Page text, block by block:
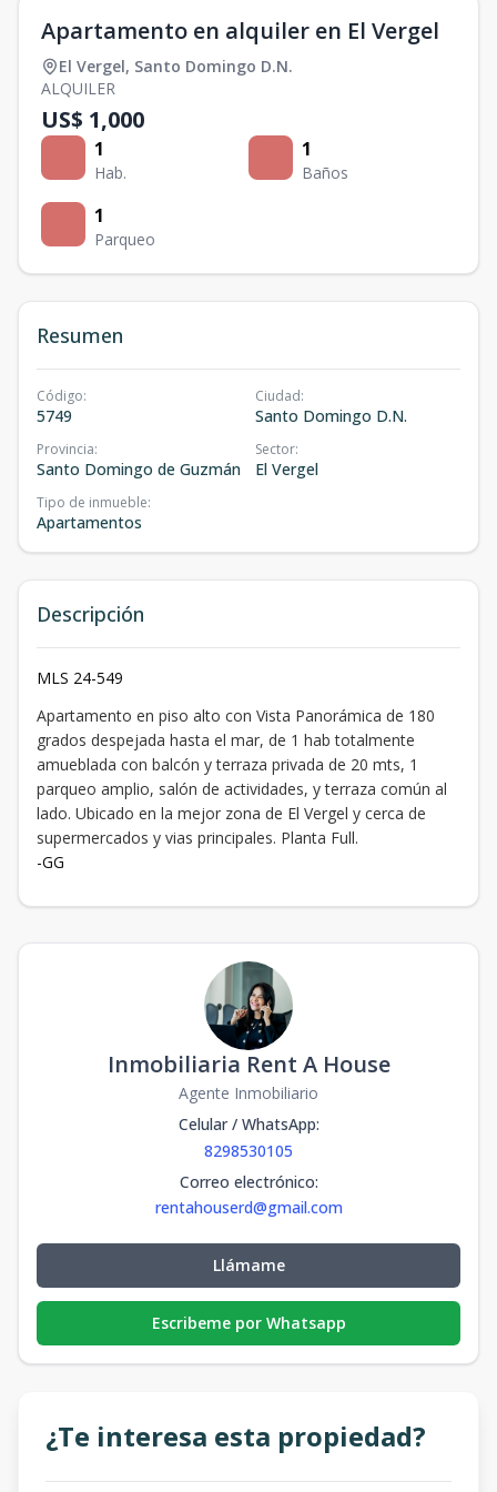
Apartamento en alquiler en El Vergel
El Vergel, Santo Domingo D.N.
ALQUILER
US$ 1,000
1
Hab.
1
Baños
1
Parqueo
Resumen
Código:
5749
Ciudad:
Santo Domingo D.N.
Provincia:
Santo Domingo de Guzmán
Sector:
El Vergel
Tipo de inmueble:
Apartamentos
Descripción
MLS 24-549
Apartamento en piso alto con Vista Panorámica de 180
grados despejada hasta el mar, de 1 hab totalmente
amueblada con balcón y terraza privada de 20 mts, 1
parqueo amplio, salón de actividades, y terraza común al
lado. Ubicado en la mejor zona de El Vergel y cerca de
supermercados y vias principales. Planta Full.
-GG
Inmobiliaria Rent A House
Agente Inmobiliario
Celular / WhatsApp:
8298530105
Correo electrónico:
rentahouserd@gmail.com
Llámame
Escribeme por Whatsapp
¿Te interesa esta propiedad?